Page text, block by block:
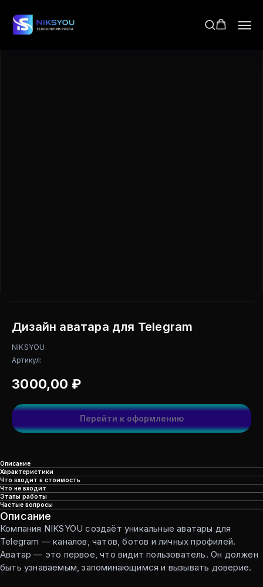
Дизайн аватара для Telegram
NIKSYOU
Артикул:
3000,00 ₽
Перейти к оформлению
Описание
Характеристики
Что входит в стоимость
Что не входит
Этапы работы
Частые вопросы
Описание
Компания NIKSYOU создаёт уникальные аватары для
Telegram — каналов, чатов, ботов и личных профилей.
Аватар — это первое, что видит пользователь. Он должен
быть узнаваемым, запоминающимся и вызывать доверие.